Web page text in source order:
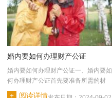
婚内要如何办理财产公证
婚内要如何办理财产公证一、婚内要如
何办理财产公证首先要准备所需的材
料，包括个人的身份···
+ 阅读详情